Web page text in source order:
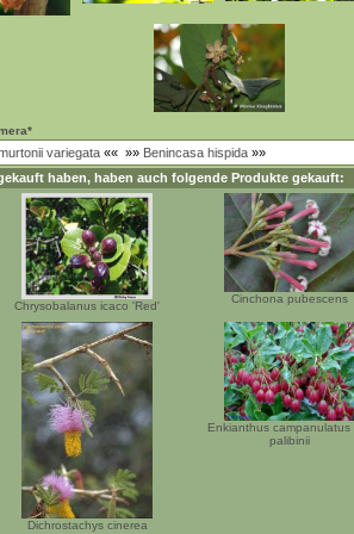
variegata «« »» Benincasa hispida »»
haben, haben auch folgende Produkte gekauft:
Chrysobalanus icaco 'Red'
Cinchona pubescens
Dichrostachys cinerea
Enkianthus campanulatus
palibinii